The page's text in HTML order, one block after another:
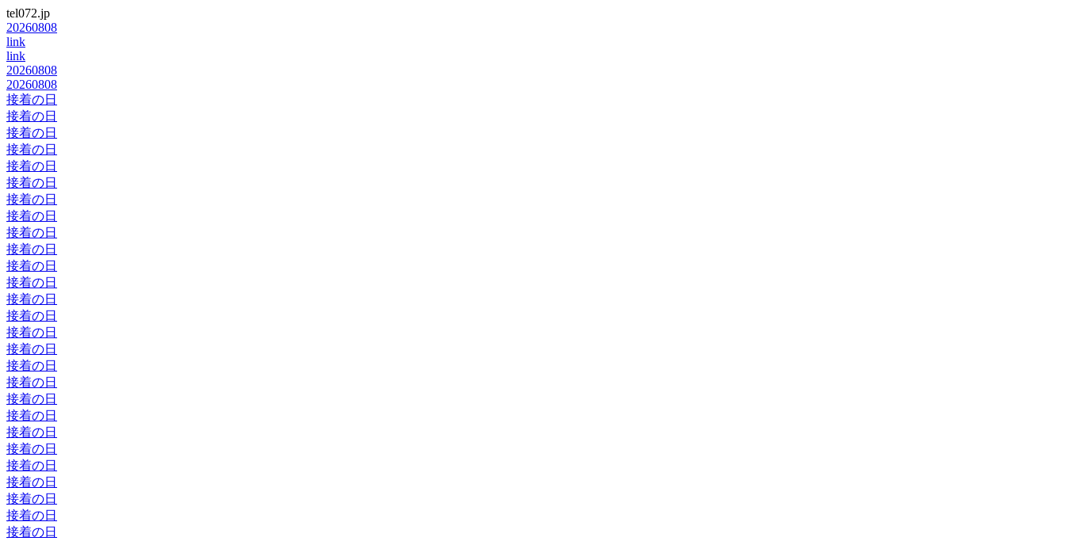
tel072.jp
20260808
link
link
20260808
20260808
接着の日
接着の日
接着の日
接着の日
接着の日
接着の日
接着の日
接着の日
接着の日
接着の日
接着の日
接着の日
接着の日
接着の日
接着の日
接着の日
接着の日
接着の日
接着の日
接着の日
接着の日
接着の日
接着の日
接着の日
接着の日
接着の日
接着の日